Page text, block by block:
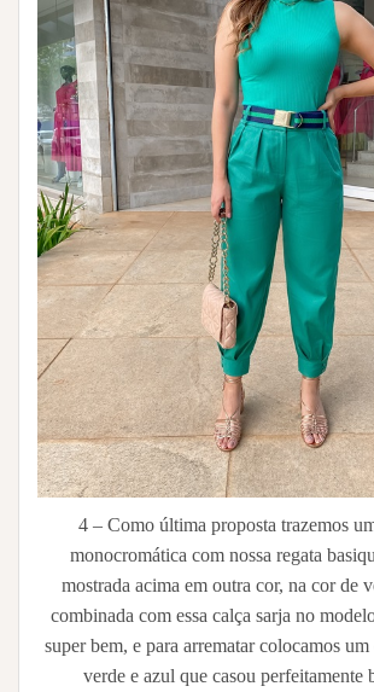
4 – Como última proposta trazemos
monocromática com nossa regata
mostrada acima em outra cor, na cor de
combinada com essa calça sarja no
super bem, e para arrematar colocamos
verde e azul que casou perfeitamente